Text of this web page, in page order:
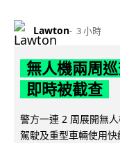
Lawton 3 小時
無人機兩周
即時被截查
警方一連 2 周展開無
駕駛及重型車輛使用